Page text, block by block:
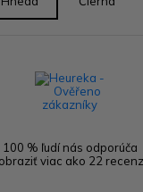
100 % ľudí nás odporúča
viac ako 22